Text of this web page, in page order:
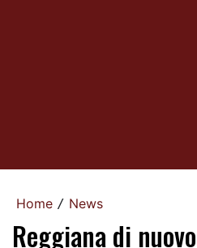
Home / News
Reggiana di